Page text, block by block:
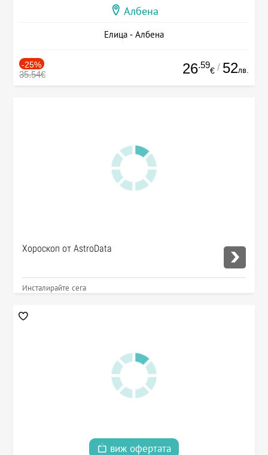
Албена
Елица - Албена
-25%
35.54€ 26.59
€ / 52лв.
Хороскоп от AstroData
Инсталирайте сега
виж офертата